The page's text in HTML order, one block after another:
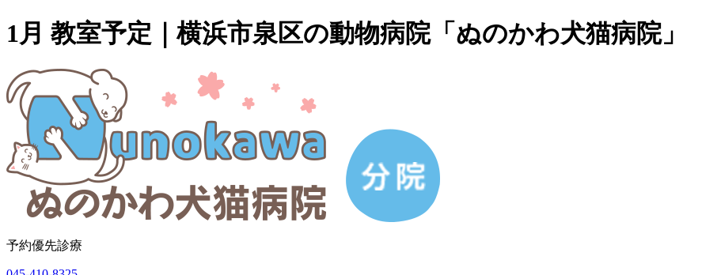
1月 教室予定｜横浜市泉区の動物病院「ぬのかわ犬猫病院」
予約優先診療